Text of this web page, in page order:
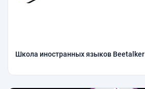
Школа иностранных языков Beetalker